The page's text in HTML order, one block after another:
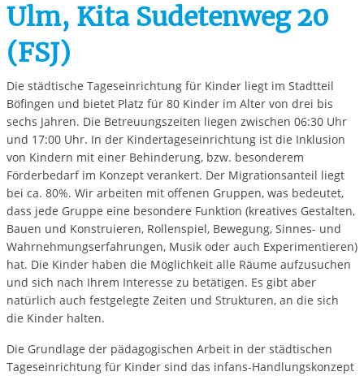
Ulm, Kita Sudetenweg 20
(FSJ)
Die städtische Tageseinrichtung für Kinder liegt im Stadtteil
Böfingen und bietet Platz für 80 Kinder im Alter von drei bis
sechs Jahren. Die Betreuungszeiten liegen zwischen 06:30 Uhr
und 17:00 Uhr. In der Kindertageseinrichtung ist die Inklusion
von Kindern mit einer Behinderung, bzw. besonderem
Förderbedarf im Konzept verankert. Der Migrationsanteil liegt
bei ca. 80%. Wir arbeiten mit offenen Gruppen, was bedeutet,
dass jede Gruppe eine besondere Funktion (kreatives Gestalten,
Bauen und Konstruieren, Rollenspiel, Bewegung, Sinnes- und
Wahrnehmungserfahrungen, Musik oder auch Experimentieren)
hat. Die Kinder haben die Möglichkeit alle Räume aufzusuchen
und sich nach Ihrem Interesse zu betätigen. Es gibt aber
natürlich auch festgelegte Zeiten und Strukturen, an die sich
die Kinder halten.
Die Grundlage der pädagogischen Arbeit in der städtischen
Tageseinrichtung für Kinder sind das infans-Handlungskonzept